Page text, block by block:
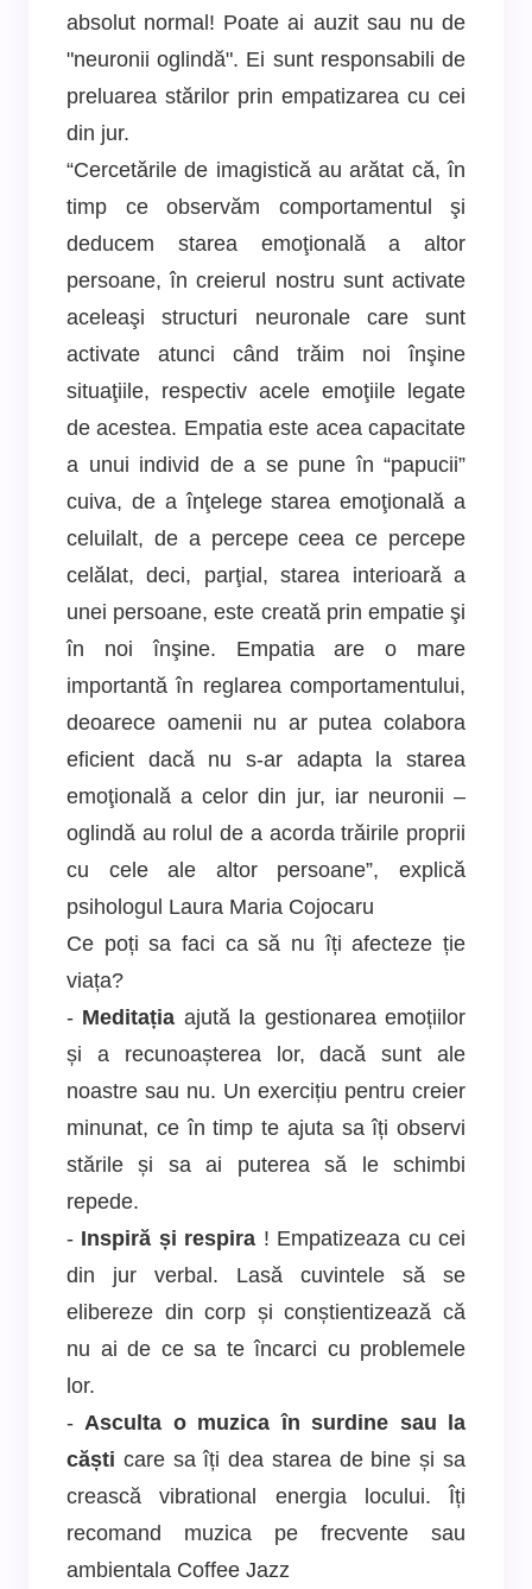
absolut normal! Poate ai auzit sau nu de
"neuronii oglindă". Ei sunt responsabili de
preluarea stărilor prin empatizarea cu cei
din jur.
“Cercetările de imagistică au arătat că, în
timp ce observăm comportamentul şi
deducem starea emoţională a altor
persoane, în creierul nostru sunt activate
aceleaşi structuri neuronale care sunt
activate atunci când trăim noi înşine
situaţiile, respectiv acele emoţiile legate
de acestea. Empatia este acea capacitate
a unui individ de a se pune în “papucii”
cuiva, de a înţelege starea emoţională a
celuilalt, de a percepe ceea ce percepe
celălat, deci, parţial, starea interioară a
unei persoane, este creată prin empatie şi
în noi înşine. Empatia are o mare
importantă în reglarea comportamentului,
deoarece oamenii nu ar putea colabora
eficient dacă nu s-ar adapta la starea
emoţională a celor din jur, iar neuronii –
oglindă au rolul de a acorda trăirile proprii
cu cele ale altor persoane”, explică
psihologul Laura Maria Cojocaru
Ce poți sa faci ca să nu îți afecteze ție
viața?
- Meditația ajută la gestionarea emoțiilor
și a recunoașterea lor, dacă sunt ale
noastre sau nu. Un exercițiu pentru creier
minunat, ce în timp te ajuta sa îți observi
stările și sa ai puterea să le schimbi
repede.
- Inspiră și respira ! Empatizeaza cu cei
din jur verbal. Lasă cuvintele să se
elibereze din corp și conștientizează că
nu ai de ce sa te încarci cu problemele
lor.
-Asculta o muzica în surdine sau la
căști care sa îți dea starea de bine și sa
crească vibrational energia locului. Îți
recomand muzica pe frecvente sau
ambientala Coffee Jazz